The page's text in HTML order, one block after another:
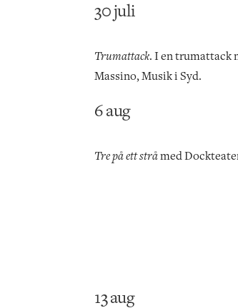
30 juli
Trumattack. I en trumattack
Massino, Musik i Syd.
6 aug
Tre på ett stråmed
13 aug